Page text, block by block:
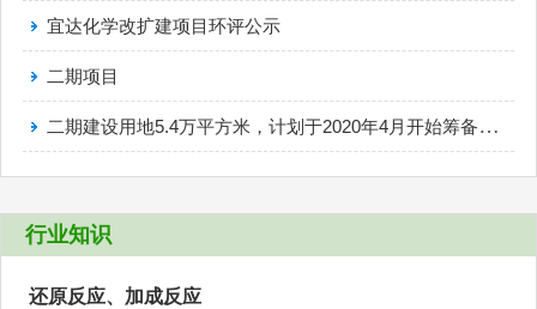
宜达化学改扩建项目环评公示
二期项目
二期建设用地5.4万平方米，计划于2020年4月开始筹备、建设
行业知识
还原反应、加成反应